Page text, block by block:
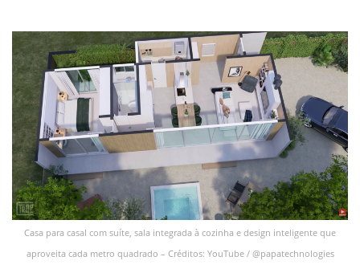
Casa para casal com suíte, sala integrada à cozinha e design inteligente que
aproveita cada metro quadrado – Créditos: YouTube / @papatechnologies